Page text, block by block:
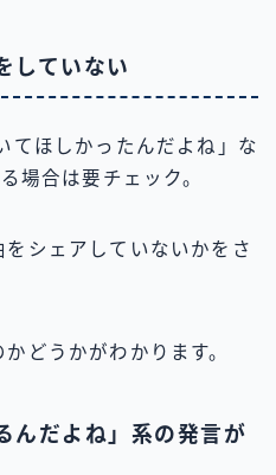
していない
てほしかったんだよね」な
場合は要チェック。
シェアしていないかをさ
どうかがわかります。
んだよね」系の発言が